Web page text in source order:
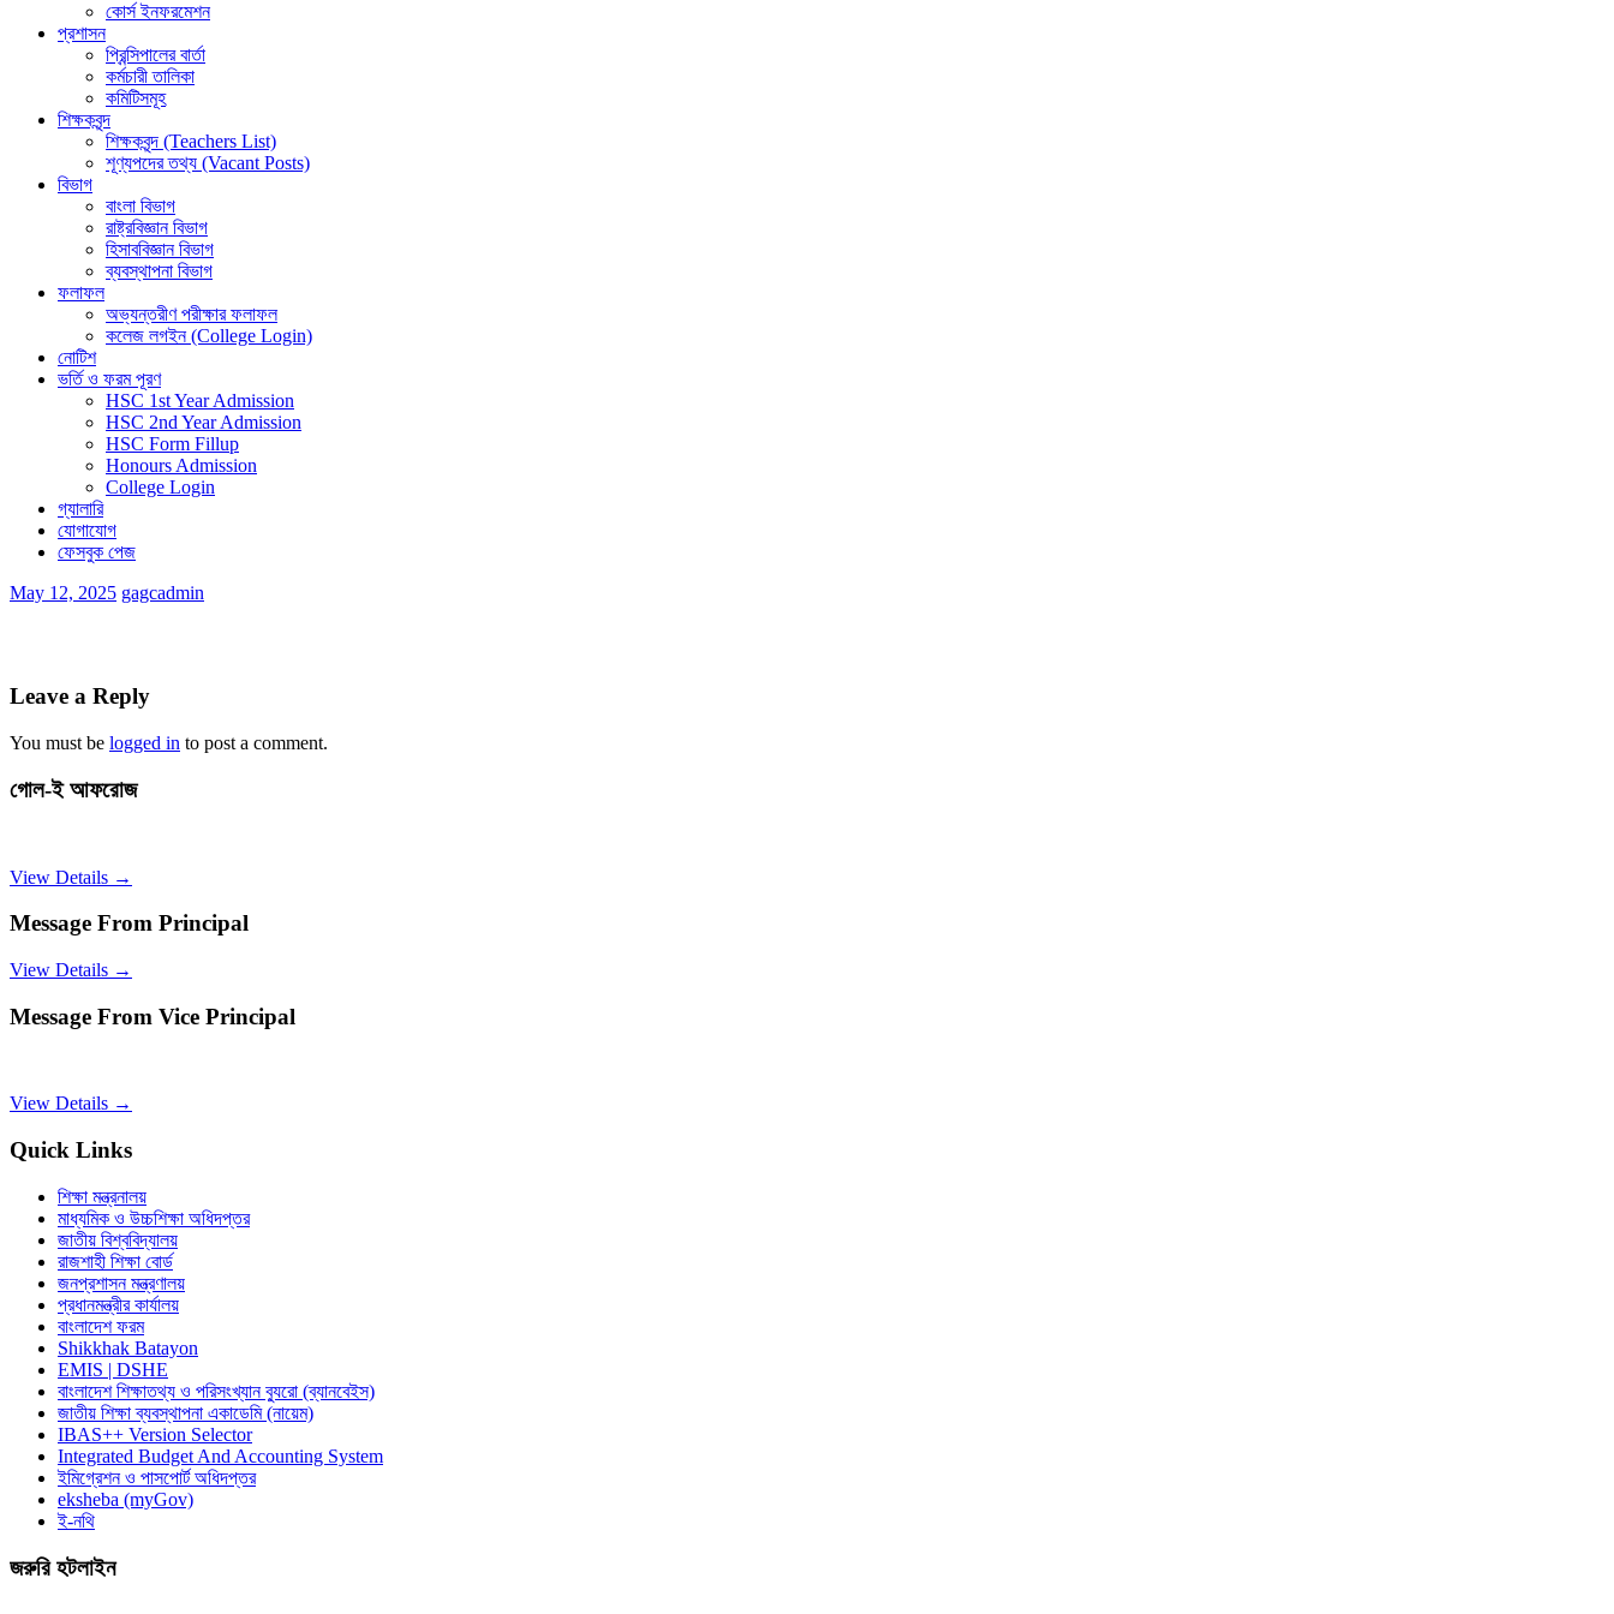
কোর্স ইনফরমেশন
প্রশাসন
প্রিন্সিপালের বার্তা
কর্মচারী তালিকা
কমিটিসমূহ
শিক্ষকবৃন্দ
শিক্ষকবৃন্দ (Teachers List)
শূণ্যপদের তথ্য (Vacant Posts)
বিভাগ
বাংলা বিভাগ
রাষ্ট্রবিজ্ঞান বিভাগ
হিসাববিজ্ঞান বিভাগ
ব্যবস্থাপনা বিভাগ
ফলাফল
অভ্যন্তরীণ পরীক্ষার ফলাফল
কলেজ লগইন (College Login)
নোটিশ
ভর্তি ও ফরম পূরণ
HSC 1st Year Admission
HSC 2nd Year Admission
HSC Form Fillup
Honours Admission
College Login
গ্যালারি
যোগাযোগ
ফেসবুক পেজ
May 12, 2025 gagcadmin
Leave a Reply
You must be logged in to post a comment.
গোল-ই আফরোজ
View Details →
Message From Principal
View Details →
Message From Vice Principal
View Details →
Quick Links
শিক্ষা মন্ত্রনালয়
মাধ্যমিক ও উচ্চশিক্ষা অধিদপ্তর
জাতীয় বিশ্ববিদ্যালয়
রাজশাহী শিক্ষা বোর্ড
জনপ্রশাসন মন্ত্রণালয়
প্রধানমন্ত্রীর কার্যালয়
বাংলাদেশ ফরম
Shikkhak Batayon
EMIS | DSHE
বাংলাদেশ শিক্ষাতথ্য ও পরিসংখ্যান ব্যুরো (ব্যানবেইস)
জাতীয় শিক্ষা ব্যবস্থাপনা একাডেমি (নায়েম)
IBAS++ Version Selector
Integrated Budget And Accounting System
ইমিগ্রেশন ও পাসপোর্ট অধিদপ্তর
eksheba (myGov)
ই-নথি
জরুরি হটলাইন